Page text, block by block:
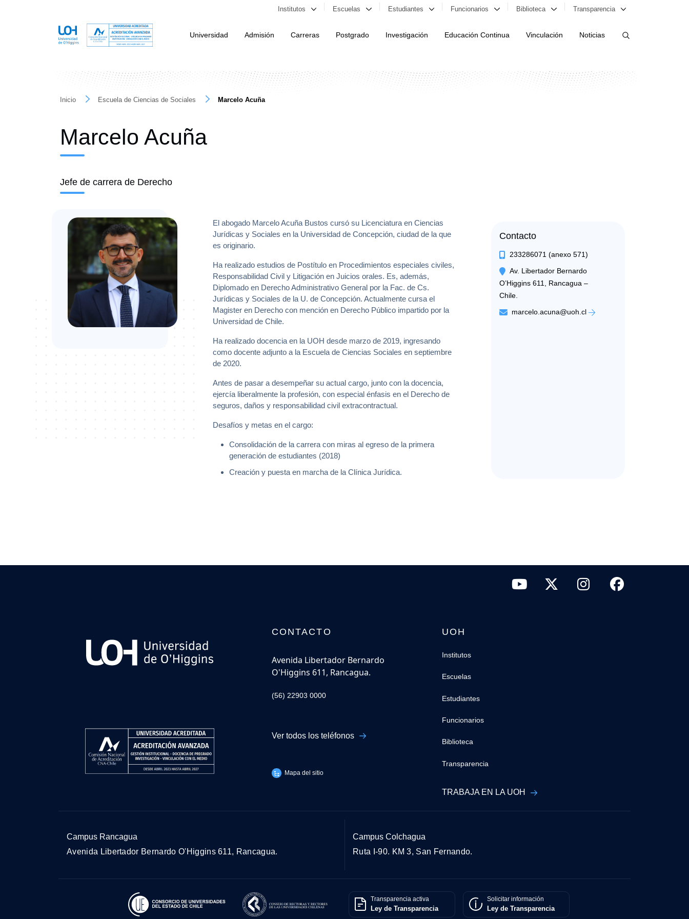
Institutos Escuelas Estudiantes Funcionarios Biblioteca Transparencia
Universidad Admisión Carreras Postgrado Investigación Educación Continua Vinculación Noticias
Inicio Escuela de Ciencias de Sociales Marcelo Acuña
Marcelo Acuña
Jefe de carrera de Derecho
El abogado Marcelo Acuña Bustos cursó su Licenciatura en Ciencias
Jurídicas y Sociales en la Universidad de Concepción, ciudad de la que
es originario.
Ha realizado estudios de Postítulo en Procedimientos especiales civiles,
Responsabilidad Civil y Litigación en Juicios orales. Es, además,
Diplomado en Derecho Administrativo General por la Fac. de Cs.
Jurídicas y Sociales de la U. de Concepción. Actualmente cursa el
Magister en Derecho con mención en Derecho Público impartido por la
Universidad de Chile.
Ha realizado docencia en la UOH desde marzo de 2019, ingresando
como docente adjunto a la Escuela de Ciencias Sociales en septiembre
de 2020.
Antes de pasar a desempeñar su actual cargo, junto con la docencia,
ejercía liberalmente la profesión, con especial énfasis en el Derecho de
seguros, daños y responsabilidad civil extracontractual.
Desafíos y metas en el cargo:
Consolidación de la carrera con miras al egreso de la primera
generación de estudiantes (2018)
Creación y puesta en marcha de la Clínica Jurídica.
Contacto
233286071 (anexo 571)
Av. Libertador Bernardo
O’Higgins 611, Rancagua –
Chile.
marcelo.acuna@uoh.cl
CONTACTO
Avenida Libertador Bernardo
O'Higgins 611, Rancagua.
(56) 22903 0000
Ver todos los teléfonos
Mapa del sitio
UOH
Institutos
Escuelas
Estudiantes
Funcionarios
Biblioteca
Transparencia
TRABAJA EN LA UOH
Campus Rancagua
Avenida Libertador Bernardo O'Higgins 611, Rancagua.
Campus Colchagua
Ruta I-90. KM 3, San Fernando.
Transparencia activa
Ley de Transparencia
Solicitar información
Ley de Transparencia